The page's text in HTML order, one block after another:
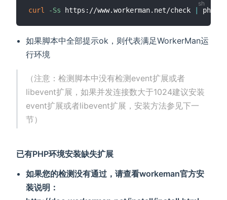
curl -Ss https://www.workerman.net/check
如果脚本中全部提示ok，则代表满足WorkerMan运
行环境
（注意：检测脚本中没有检测event扩展或者
libevent扩展，如果并发连接数大于1024建议安装
event扩展或者libevent扩展，安装方法参见下一
节）
已有PHP环境安装缺失扩展
如果您的检测没有通过，请查看workeman官方安
装说明：